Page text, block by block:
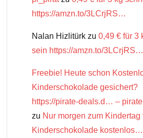
https://amzn.to/3LCrjRS…
Nalan Hizlitürk zu 0,49 € für 3
sein https://amzn.to/3LCrjRS…
Freebie! Heute schon
Kinderschokolade gesichert?
https://pirate-deals.d… –
zu Nur morgen zum Kindertag
Kinderschokolade kostenlos…